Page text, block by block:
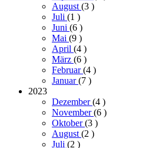
August(3 )
Juli (1 )
Juni (6 )
Mai (9 )
April (4 )
März (6 )
Februar(4 )
Januar(7 )
2023
Dezember(4 )
November(6 )
Oktober(3 )
August(2 )
Juli (2 )